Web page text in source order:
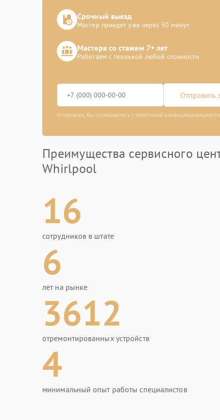
Срочный выезд
Мастер приедет уже через 30 минут
Мастера со стажем 7+ лет
Работаем с техникой любой сложности
Отправить
Отправляя, Вы соглашаетесь с политикой конфиденциальности
Преимущества сервисного
Whirlpool
16
сотрудников в штате
6
лет на рынке
3612
отремонтированных устройств
4
минимальный опыт работы специалистов